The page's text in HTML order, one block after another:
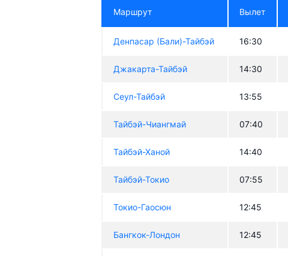
Маршрут Вылет
Денпасар (Бали)-Тайбэй 16:30
Джакарта-Тайбэй 14:30
Сеул-Тайбэй 13:55
Тайбэй-Чиангмай 07:40
Тайбэй-Ханой 14:40
Тайбэй-Токио 07:55
Токио-Гаосюн 12:45
Бангкок-Лондон 12:45